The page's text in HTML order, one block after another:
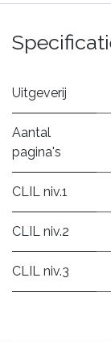
Uitgeverij
Aantal
pagina's
CLIL niv.1
CLIL niv.2
CLIL niv.3